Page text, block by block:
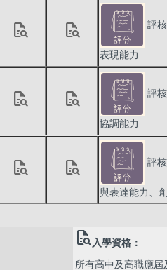
quick_reference_all quick_reference_all 評
表現能力
quick_reference_all quick_reference_all 評
協調能力
quick_reference_all quick_reference_all 評
與表達能力、
quick_reference_all 入學資格：
所有高中及高職應